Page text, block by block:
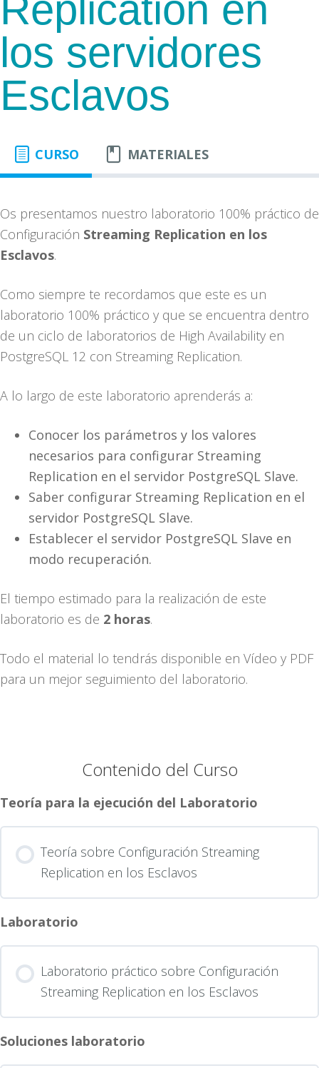
Replication en
los servidores
Esclavos
CURSO MATERIALES
Os presentamos nuestro laboratorio 100% práctico de
Configuración Streaming Replication en los
Esclavos.
Como siempre te recordamos que este es un
laboratorio 100% práctico y que se encuentra dentro
de un ciclo de laboratorios de High Availability en
PostgreSQL 12 con Streaming Replication.
A lo largo de este laboratorio aprenderás a:
Conocer los parámetros y los valores
necesarios para configurar Streaming
Replication en el servidor PostgreSQL Slave.
Saber configurar Streaming Replication en el
servidor PostgreSQL Slave.
Establecer el servidor PostgreSQL Slave en
modo recuperación.
El tiempo estimado para la realización de este
laboratorio es de 2 horas.
Todo el material lo tendrás disponible en Vídeo y PDF
para un mejor seguimiento del laboratorio.
Contenido del Curso
Teoría para la ejecución del Laboratorio
Teoría sobre Configuración Streaming
Replication en los Esclavos
Laboratorio
Laboratorio práctico sobre Configuración
Streaming Replication en los Esclavos
Soluciones laboratorio